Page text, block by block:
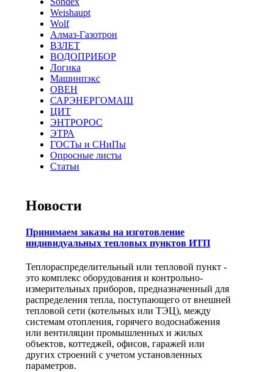
Weishaupt
Wolf
Алмаз-Газотрон
ВЗЛЕТ
ВОДОПРИБОР
Логика
Машинпэкс
ОВЕН
САРЭНЕРГОМАШ
ЦИТ
ЭНТРОРОС
ЭТРА
ГОСТы и СНиПы
Опросные листы
Статьи
Новости
Принимаем заказы на изготовление
индивидуальных тепловых пунктов ИТП
Теплораспределительный или тепловой пункт -
это комплекс оборудования и контрольно-
измерительных приборов, предназначенный для
распределения тепла, поступающего от внешней
тепловой сети (котельных или ТЭЦ), между
системам отопления, горячего водоснабжения
или вентиляции промышленных и жилых
объектов, коттеджей, офисов, гаражей или
других строений с учетом установленных
параметров.